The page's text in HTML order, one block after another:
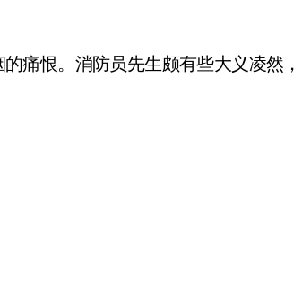
痛恨。消防员先生颇有些大义凌然，